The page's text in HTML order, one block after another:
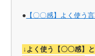
● 【〇〇感】よく使う
↓よく使う【〇〇感】